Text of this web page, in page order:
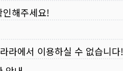
해주세요!
라에서 이용하실 수 없습니다!